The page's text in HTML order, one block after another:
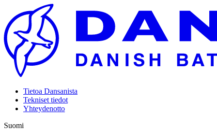
Tietoa Dansanista
Tekniset tiedot
Yhteydenotto
Suomi